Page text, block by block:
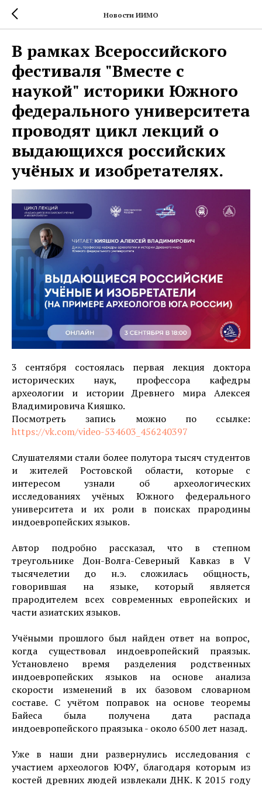
Новости ИИМО
В рамках Всероссийского
фестиваля "Вместе с
наукой" историки Южного
федерального университета
проводят цикл лекций о
выдающихся российских
учёных и изобретателях.
3 сентября состоялась первая лекция доктора
исторических наук, профессора кафедры
археологии и истории Древнего мира Алексея
Владимировича Кияшко.
Посмотреть запись можно по ссылке:
https://vk.com/video-534603_456240397
Слушателями стали более полутора тысяч студентов
и жителей Ростовской области, которые с
интересом узнали об археологических
исследованиях учёных Южного федерального
университета и их роли в поисках прародины
индоевропейских языков.
Автор подробно рассказал, что в степном
треугольнике Дон-Волга-Северный Кавказ в V
тысячелетии до н.э. сложилась общность,
говорившая на языке, который является
прародителем всех современных европейских и
части азиатских языков.
Учёными прошлого был найден ответ на вопрос,
когда существовал индоевропейский праязык.
Установлено время разделения родственных
индоевропейских языков на основе анализа
скорости изменений в их базовом словарном
составе. С учётом поправок на основе теоремы
Байеса была получена дата распада
индоевропейского праязыка - около 6500 лет назад.
Уже в наши дни развернулись исследования с
участием археологов ЮФУ, благодаря которым из
костей древних людей извлекали ДНК. К 2015 году